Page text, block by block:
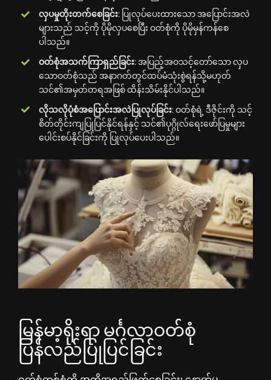
လှပမှုတိုးတက်စေခြင်း: ပြုလုပ်ပေးထားသော အပြောင်းအလဲ
များသည် သင့်ကို ပိုမိုလှပစေပြီး ဝတ်စုံကို ပိုမိုမှန်ကန်စေ
ပါသည်။
ဝတ်စုံအသက်ကြာရှည်ခြင်း: အပြည့်အဝသင့်တော်သော လှပ
သောဝတ်စုံသည် အနာဂတ်တွင်ထပ်မံသုံးစွဲရန်သို့မဟုတ်
သင်၏အမှတ်တရအဖြစ် ထိန်းသိမ်းနိုင်ပါသည်။
လိုသလိုပုံစံအပြောင်းအလဲပြုလုပ်ခြင်း: ဝတ်စုံရဲ့ ဒီဇိုင်းကို သင့်
စိတ်တိုင်းကျပြုပြင်နိုင်ရန်နှင့် သင်၏ပုဂ္ဂိုလ်ရေးဖော်ပြမှုများ
ပေါင်းစပ်နိုင်ခြင်းကို ပြုလုပ်ပေးပါသည်။
မြန်မာ့ရိုးရာ မင်္ဂလာဝတ်စုံ
ပြန်လည်ပြုပြင်ခြင်း